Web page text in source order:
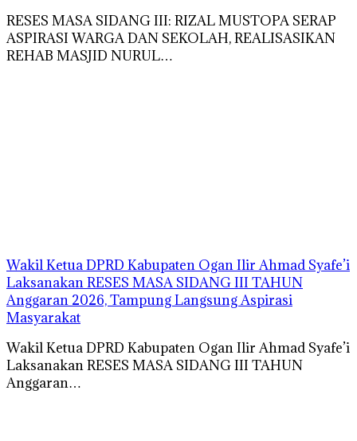
RESES MASA SIDANG III: RIZAL MUSTOPA SERAP
ASPIRASI WARGA DAN SEKOLAH, REALISASIKAN
REHAB MASJID NURUL…
Wakil Ketua DPRD Kabupaten Ogan Ilir Ahmad Syafe’i
Laksanakan RESES MASA SIDANG III TAHUN
Anggaran 2026, Tampung Langsung Aspirasi
Masyarakat
Wakil Ketua DPRD Kabupaten Ogan Ilir Ahmad Syafe’i
Laksanakan RESES MASA SIDANG III TAHUN
Anggaran…